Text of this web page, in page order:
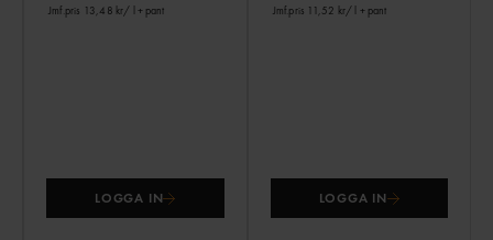
Jmf.pris 13,48 kr/ l + pant
LOGGA IN
Jmf.pris 11,52 kr/ l + pant
LOGGA IN